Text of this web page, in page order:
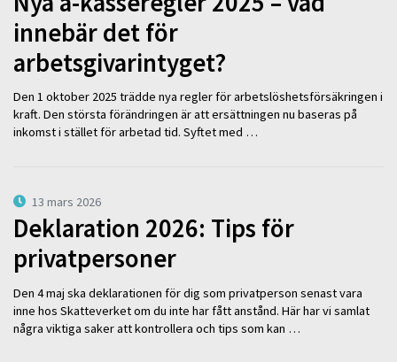
innebär det för
arbetsgivarintyget?
Den 1 oktober 2025 trädde nya regler för arbetslöshetsförsäkringen i
kraft. Den största förändringen är att ersättningen nu baseras på
inkomst i stället för arbetad tid. Syftet med …
13 mars 2026
Deklaration 2026: Tips för
privatpersoner
Den 4 maj ska deklarationen för dig som privatperson senast vara
inne hos Skatteverket om du inte har fått anstånd. Här har vi samlat
några viktiga saker att kontrollera och tips som kan …